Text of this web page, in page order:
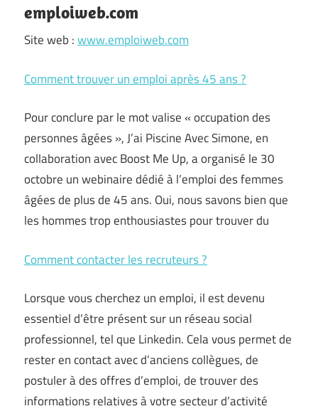
emploiweb.com
Site web :www.emploiweb.com
Comment trouver un emploi après 45 ans ?
Pour conclure par le mot valise « occupation des
personnes âgées », J’ai Piscine Avec Simone, en
collaboration avec Boost Me Up, a organisé le 30
octobre un webinaire dédié à l’emploi des femmes
âgées de plus de 45 ans. Oui, nous savons bien que
les hommes trop enthousiastes pour trouver du
Comment contacter les recruteurs ?
Lorsque vous cherchez un emploi, il est devenu
essentiel d’être présent sur un réseau social
professionnel, tel que Linkedin. Cela vous permet de
rester en contact avec d’anciens collègues, de
postuler à des offres d’emploi, de trouver des
informations relatives à votre secteur d’activité